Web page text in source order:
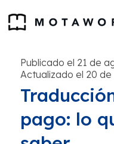
Publicado el 21 de
Actualizado el 20
pago: lo